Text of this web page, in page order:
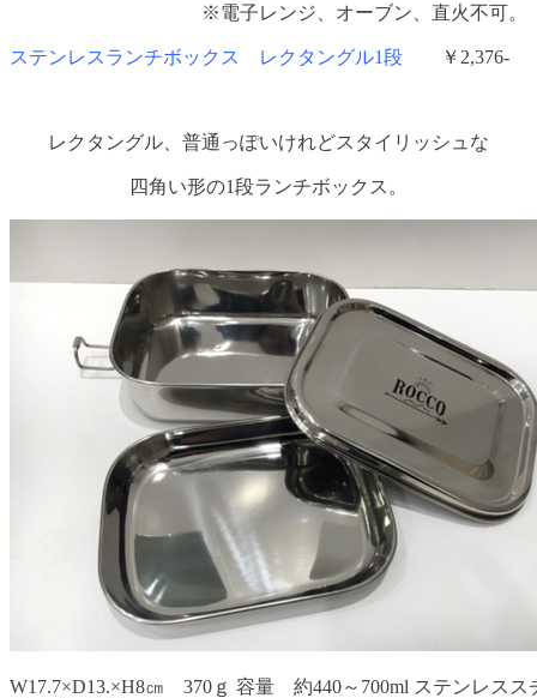
※電子レンジ、オーブン、直火不可。
ステンレスランチボックス レクタングル1段 ￥2,376-
レクタングル、普通っぽいけれどスタイリッシュな
四角い形の1段ランチボックス。
W17.7×D13.×H8㎝ 370ｇ 容量 約440～700ml ステンレスス